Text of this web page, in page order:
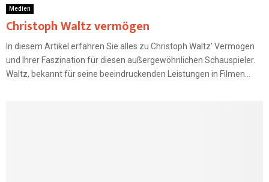
Medien
Christoph Waltz vermögen
In diesem Artikel erfahren Sie alles zu Christoph Waltz’ Vermögen
und Ihrer Faszination für diesen außergewöhnlichen Schauspieler.
Waltz, bekannt für seine beeindruckenden Leistungen in Filmen...